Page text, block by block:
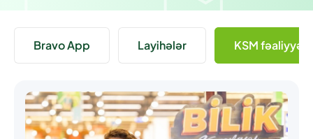
Bravo App Layihələr KSM